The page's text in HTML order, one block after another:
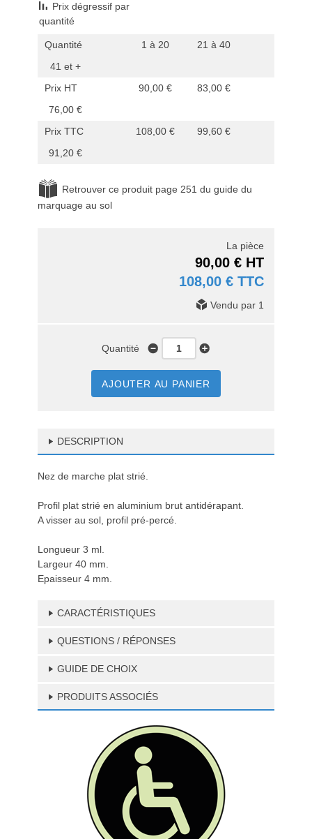
Prix dégressif par
quantité
Quantité 1 à 20
21 à 40
41 et +
Prix HT
90,00 €
83,00 €
76,00 €
Prix TTC
108,00 €
99,60 €
91,20 €
Retrouver ce produit page 251 du guide du
marquage au sol
La pièce
90,00 € HT
108,00 € TTC
Vendu par 1
Quantité
AJOUTER AU PANIER
DESCRIPTION
Nez de marche plat strié.
Profil plat strié en aluminium brut antidérapant.
A visser au sol, profil pré-percé.
Longueur 3 ml.
Largeur 40 mm.
Epaisseur 4 mm.
CARACTÉRISTIQUES
QUESTIONS / RÉPONSES
GUIDE DE CHOIX
PRODUITS ASSOCIÉS